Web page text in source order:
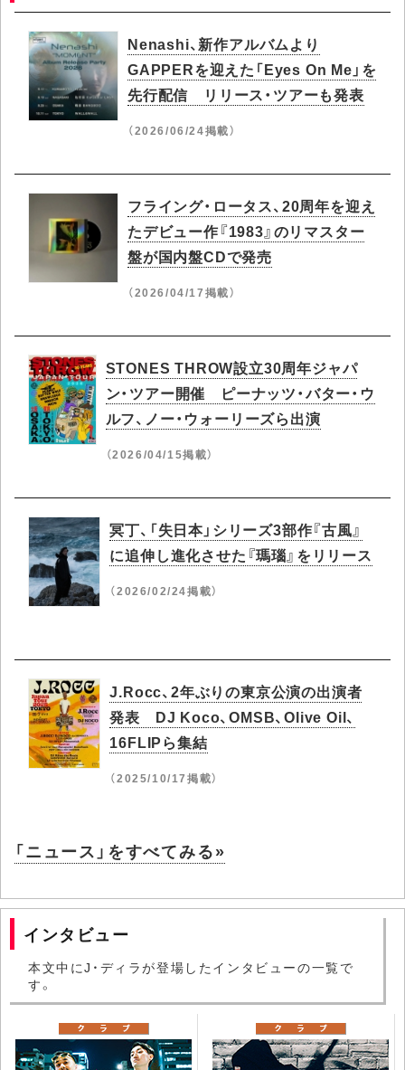
Nenashi、新作アルバムより
GAPPERを迎えた「Eyes On Me」を
先行配信 リリース・ツアーも発表
（2026/06/24掲載）
フライング・ロータス、20周年を迎え
たデビュー作『1983』のリマスター
盤が国内盤CDで発売
（2026/04/17掲載）
STONES THROW設立30周年ジャパ
ン・ツアー開催 ピーナッツ・バター・ウ
ルフ、ノー・ウォーリーズら出演
（2026/04/15掲載）
冥丁、「失日本」シリーズ3部作『古風』
に追伸し進化させた『瑪瑙』をリリース
（2026/02/24掲載）
J.Rocc、2年ぶりの東京公演の出演者
発表 DJ Koco、OMSB、Olive Oil、
16FLIPら集結
（2025/10/17掲載）
「ニュース」をすべてみる»
インタビュー
本文中にJ・ディラが登場したインタビューの一覧で
す。